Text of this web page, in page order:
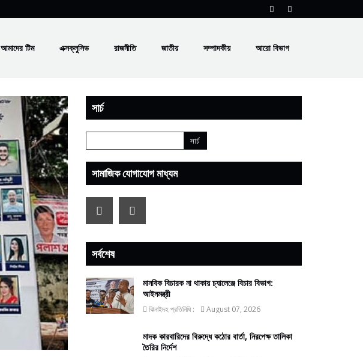
আমাদের টিম এক্সক্লুসিভ রাজনীতি জাতীয় সম্পাদকীয় আরো বিভাগ
সার্চ
সামাজিক যোগাযোগ মাধ্যম
সর্বশেষ
মানবিক বিচারক না থাকায় চ্যালেঞ্জে বিচার বিভাগ:
আইনমন্ত্রী
ঝিনাইদহ প্রতিনিধি : August 07, 2026
মাদক কারবারিদের বিরুদ্ধে কঠোর বার্তা, নিরপেক্ষ তালিকা
তৈরির নির্দেশ